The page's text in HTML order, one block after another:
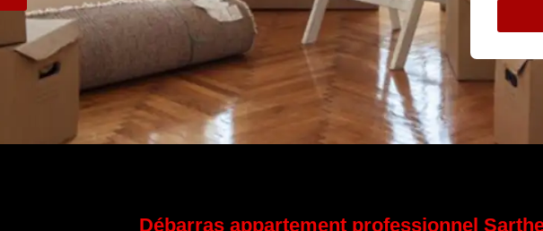
Débarras appartement professionnel